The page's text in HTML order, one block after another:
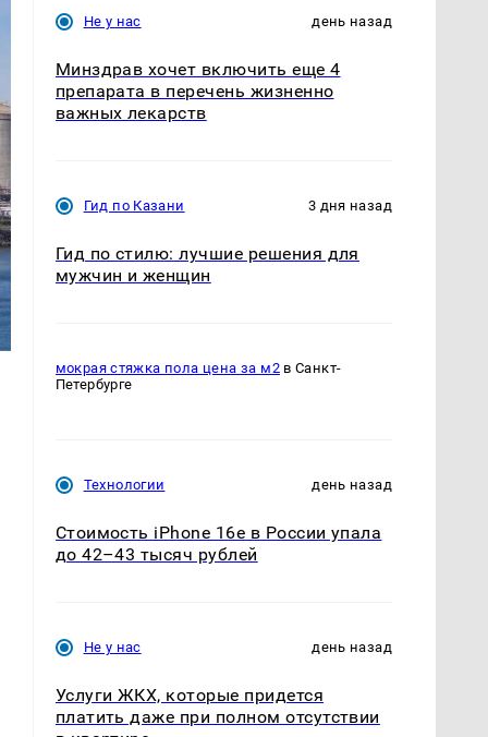
Не у нас день назад
Минздрав хочет включить еще 4
препарата в перечень жизненно
важных лекарств
Гид по Казани 3 дня назад
Гид по стилю: лучшие решения для
мужчин и женщин
мокрая стяжка пола цена за м2в Санкт-
Петербурге
Технологии день назад
Стоимость iPhone 16e в России упала
до 42–43 тысяч рублей
Не у нас день назад
Услуги ЖКХ, которые придется
платить даже при полном отсутствии